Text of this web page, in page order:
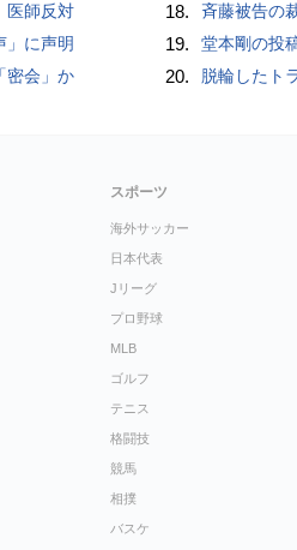
医師反対
」に声明
密会」か
18. 斉藤被告の
19. 堂本剛の投
20. 脱輪したト
スポーツ
海外サッカー
日本代表
Jリーグ
プロ野球
MLB
ゴルフ
テニス
格闘技
競馬
相撲
バスケ